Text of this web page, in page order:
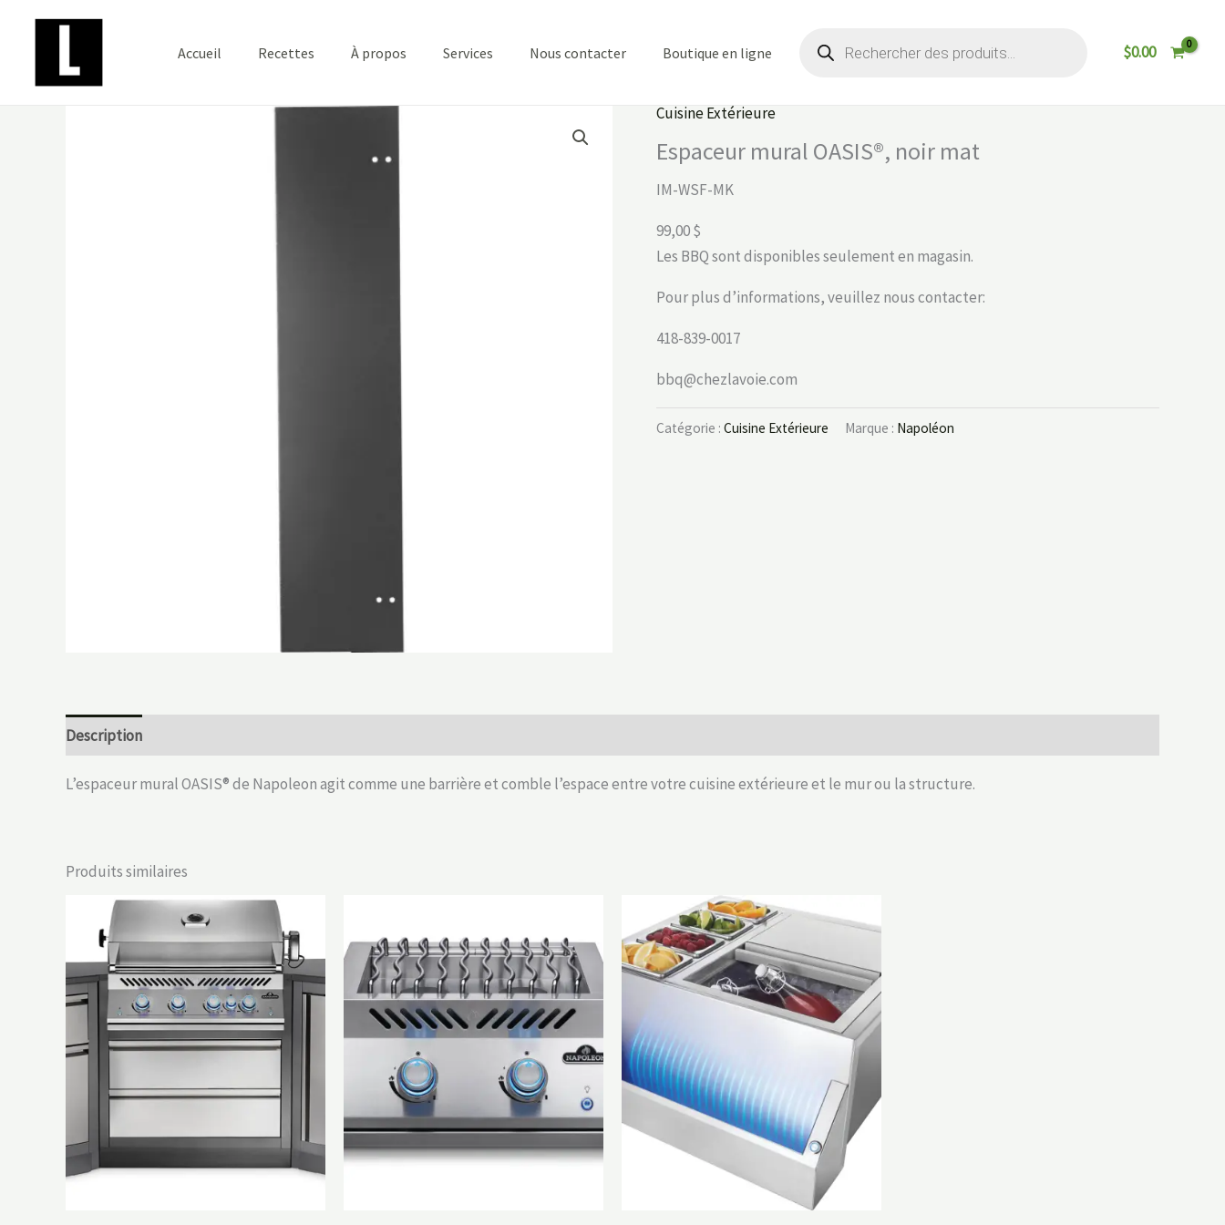
Accueil Recettes À propos Services Nous contacter Boutique en ligne produits $0.00
Cuisine Extérieure
Espaceur mural OASIS®, noir mat
IM-WSF-MK
99,00 $
Les BBQ sont disponibles seulement en magasin.
Pour plus d’informations, veuillez nous contacter:
418-839-0017
bbq@chezlavoie.com
Catégorie : Cuisine Extérieure Marque : Napoléon
Description
L’espaceur mural OASIS® de Napoleon agit comme une barrière et comble l’espace entre votre cuisine extérieure et le mur ou la structure.
Produits similaires